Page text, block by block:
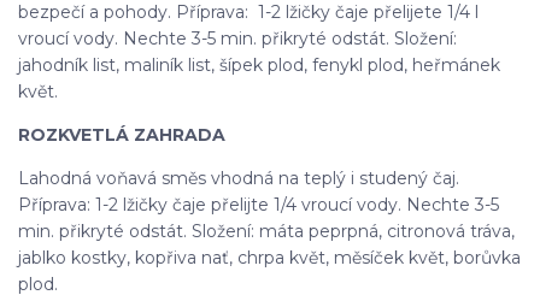
bezpečí a pohody. Příprava: 1-2 lžičky čaje přelijete 1/4 l
vroucí vody. Nechte 3-5 min. přikryté odstát. Složení:
jahodník list, maliník list, šípek plod, fenykl plod, heřmánek
květ.
ROZKVETLÁ ZAHRADA
Lahodná voňavá směs vhodná na teplý i studený čaj.
Příprava: 1-2 lžičky čaje přelijte 1/4 vroucí vody. Nechte 3-5
min. přikryté odstát. Složení: máta peprpná, citronová tráva,
jablko kostky, kopřiva nať, chrpa květ, měsíček květ, borůvka
plod.